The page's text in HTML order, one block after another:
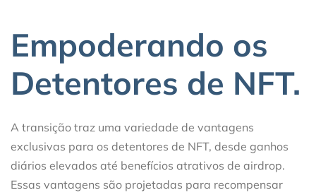
Empoderando os
Detentores de NFT.
A transição traz uma variedade de vantagens
exclusivas para os detentores de NFT, desde ganhos
diários elevados até benefícios atrativos de airdrop.
Essas vantagens são projetadas para recompensar